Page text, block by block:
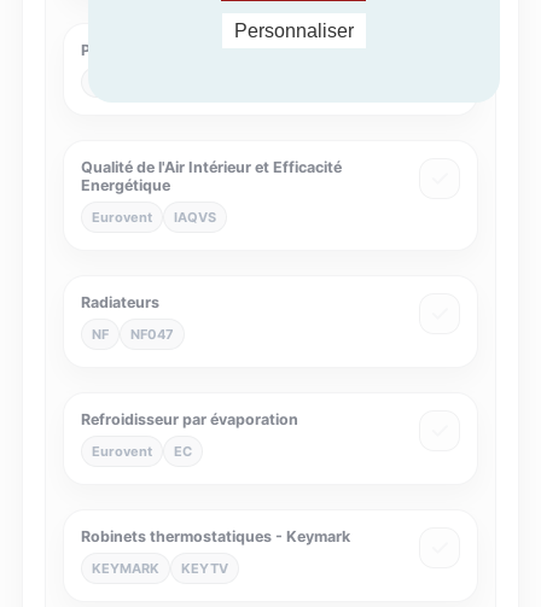
Procédés solaires
Qualité de l'Air Intérieur et Efficacité
Energétique
Eurovent IAQVS
Radiateurs
NF NF047
Refroidisseur par évaporation
Eurovent EC
Robinets thermostatiques - Keymark
KEYMARK KEYTV
Personnaliser